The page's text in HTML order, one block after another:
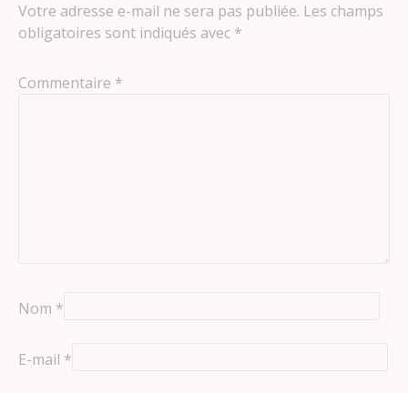
Votre adresse e-mail ne sera pas publiée. Les champs
obligatoires sont indiqués avec *
Commentaire *
Nom *
E-mail *